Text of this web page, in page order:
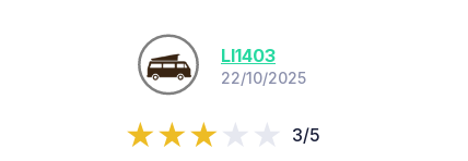
LI1403
22/10/2025
3/5